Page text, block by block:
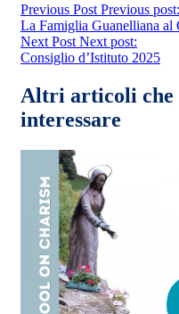
Previous Post Previous post:
La Famiglia Guanelliana al
Next Post Next post:
Consiglio d’Istituto 2025
Altri articoli che
interessare